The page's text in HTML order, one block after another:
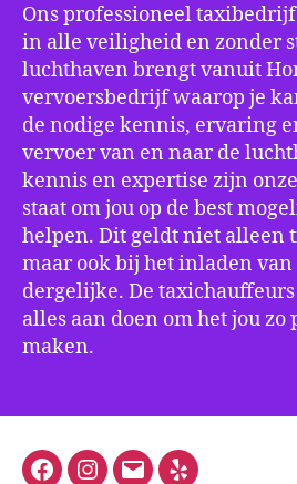
Ons professioneel
in alle veiligheid en zonder
luchthaven brengt vanuit
vervoersbedrijf waarop je
de nodige kennis, ervaring
vervoer van en naar de
kennis en expertise zijn
staat om jou op de best
helpen. Dit geldt niet alleen
maar ook bij het inladen van
dergelijke. De
alles aan doen om het jou
maken.